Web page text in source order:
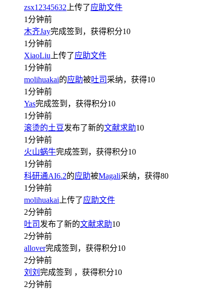
zsx12345632 上传了应助文件
1分钟前
木齐Jay完成签到，获得积分10
1分钟前
XiaoLiu 上传了应助文件
1分钟前
molihuakai的应助被吐司 采纳，获得10
1分钟前
Yas完成签到，获得积分10
1分钟前
滚烫的土豆发布了新的文献求助10
1分钟前
火山蜗牛完成签到，获得积分10
1分钟前
科研通AI6.2的应助被Magali采纳，获得80
1分钟前
molihuakai 上传了应助文件
2分钟前
吐司 发布了新的文献求助10
2分钟前
allover完成签到，获得积分10
2分钟前
刘刘 完成签到 ，获得积分10
2分钟前